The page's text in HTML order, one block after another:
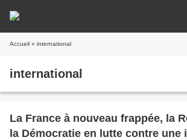
Accueil » international
international
La France à nouveau frappée, la
la Démocratie en lutte contre une